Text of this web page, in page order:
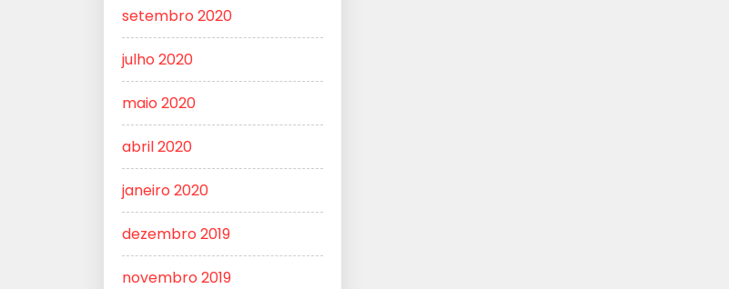
setembro 2020
julho 2020
maio 2020
abril 2020
janeiro 2020
dezembro 2019
novembro 2019